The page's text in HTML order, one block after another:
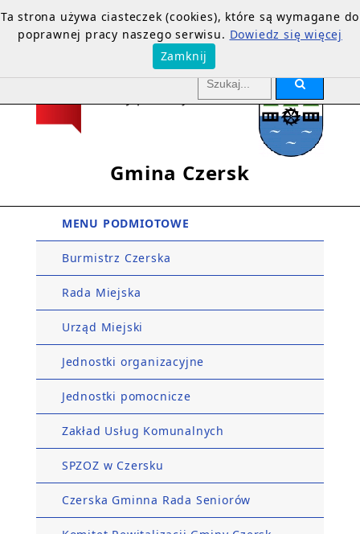
Gmina Czersk
MENU PODMIOTOWE
Burmistrz Czerska
Rada Miejska
Urząd Miejski
Jednostki organizacyjne
Jednostki pomocnicze
Zakład Usług Komunalnych
SPZOZ w Czersku
Czerska Gminna Rada Seniorów
Ta strona używa ciasteczek (cookies), które są wymagane do
poprawnej pracy naszego serwisu. Dowiedz się więcej
Zamknij